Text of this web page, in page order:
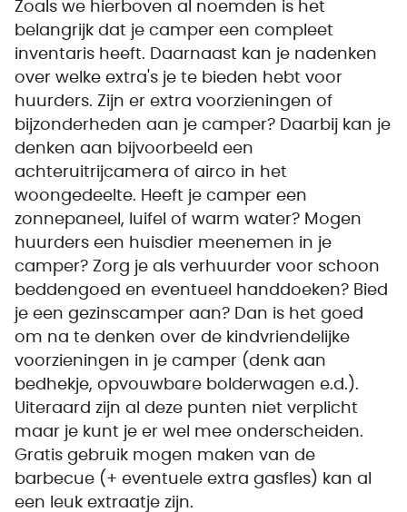
Zoals we hierboven al noemden is het
belangrijk dat je camper een compleet
inventaris heeft. Daarnaast kan je nadenken
over welke extra's je te bieden hebt voor
huurders. Zijn er extra voorzieningen of
bijzonderheden aan je camper? Daarbij kan je
denken aan bijvoorbeeld een
achteruitrijcamera of airco in het
woongedeelte. Heeft je camper een
zonnepaneel, luifel of warm water? Mogen
huurders een huisdier meenemen in je
camper? Zorg je als verhuurder voor schoon
beddengoed en eventueel handdoeken? Bied
je een gezinscamper aan? Dan is het goed
om na te denken over de kindvriendelijke
voorzieningen in je camper (denk aan
bedhekje, opvouwbare bolderwagen e.d.).
Uiteraard zijn al deze punten niet verplicht
maar je kunt je er wel mee onderscheiden.
Gratis gebruik mogen maken van de
barbecue (+ eventuele extra gasfles) kan al
een leuk extraatje zijn.